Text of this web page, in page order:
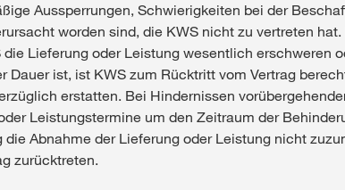
Aussperrungen, Schwierigkeiten bei der
worden sind, die KWS nicht zu vertreten
die Lieferung oder Leistung wesentlich erschweren
Dauer ist, ist KWS zum Rücktritt vom Vertrag
erstatten. Bei Hindernissen
Leistungstermine um den Zeitraum der
die Abnahme der Lieferung oder Leistung nicht
zurücktreten.